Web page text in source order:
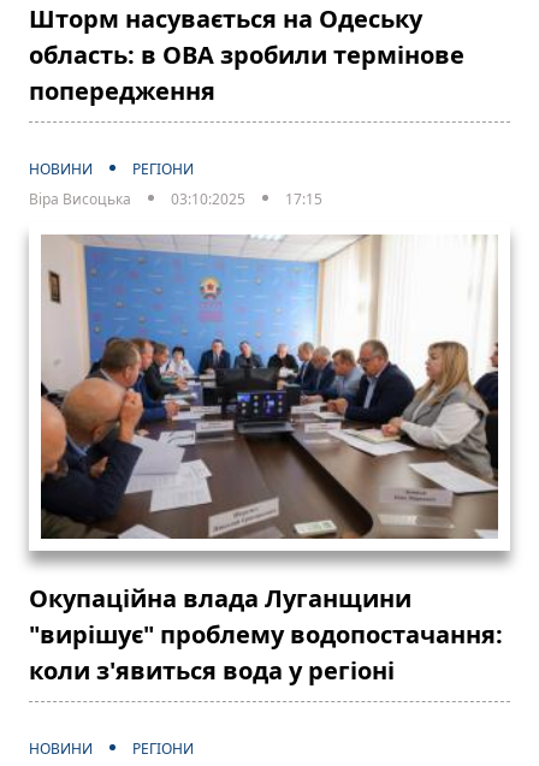
Шторм насувається на Одеську
область: в ОВА зробили термінове
попередження
НОВИНИ
РЕГІОНИ
Віра Висоцька
03:10:2025 17:15
Окупаційна влада Луганщини
"вирішує" проблему водопостачання:
коли з'явиться вода у регіоні
НОВИНИ
РЕГІОНИ